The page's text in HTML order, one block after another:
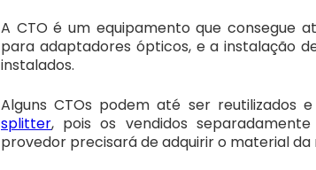
A CTO é um equipamento que consegue
para adaptadores ópticos, e a instalação
instalados.
Alguns CTOs podem até ser
splitter, pois os vendidos
provedor precisará de adquirir o material da